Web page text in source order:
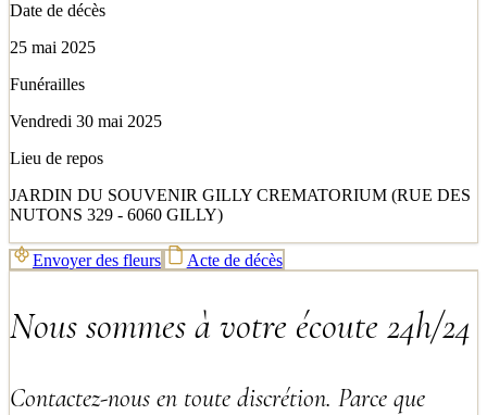
Date de décès
25 mai 2025
Funérailles
Vendredi 30 mai 2025
Lieu de repos
JARDIN DU SOUVENIR GILLY CREMATORIUM (RUE DES
NUTONS 329 - 6060 GILLY)
Envoyer des fleurs Acte de décès
Nous sommes à votre écoute 24h/24
Contactez-nous en toute discrétion. Parce que